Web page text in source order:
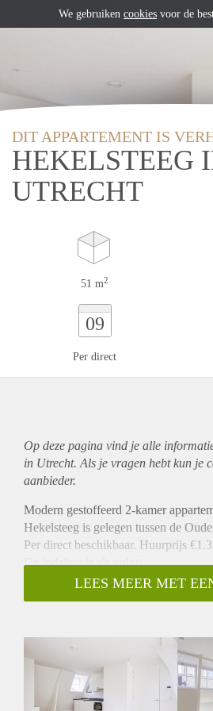
DIT APPARTEMENT IS
HEKELSTEEG
UTRECHT
51 m2
09
Per direct
Op deze pagina vind je alle
in Utrecht. Als je vragen hebt kun je
aanbieder.
Modern gestoffeerd 2-kamer
Hekelsteeg is gelegen tussen de
Per direct beschikbaar. Huurprijs
De indeling is als volgt;
Binnenkomen doet u via een grote
middels een trap of lift de entree van
Hal met meterkast, techniek-/berging
wasmachine en droger, separaat toilet.
De woonkamer met een moderne
diverse Pelgrim inbouwapparatuur:
LEES MEER MET
We gebruiken cookies voor de